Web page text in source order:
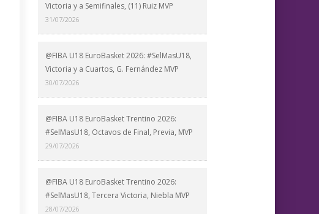
Victoria y a Semifinales, (11) Ruiz MVP
31/07/2026
@FIBA U18 EuroBasket 2026: #SelMasU18,
Victoria y a Cuartos, G. Fernández MVP
30/07/2026
@FIBA U18 EuroBasket Trentino 2026:
#SelMasU18, Octavos de Final, Previa, MVP
29/07/2026
@FIBA U18 EuroBasket Trentino 2026:
#SelMasU18, Tercera Victoria, Niebla MVP
28/07/2026